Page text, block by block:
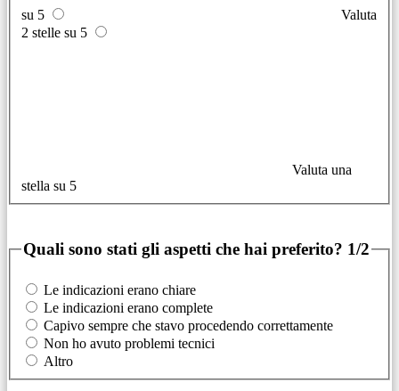
su 5
Valuta
2 stelle su 5
Valuta una
stella su 5
Quali sono stati gli aspetti che hai preferito? 1/2
Le indicazioni erano chiare
Le indicazioni erano complete
Capivo sempre che stavo procedendo correttamente
Non ho avuto problemi tecnici
Altro